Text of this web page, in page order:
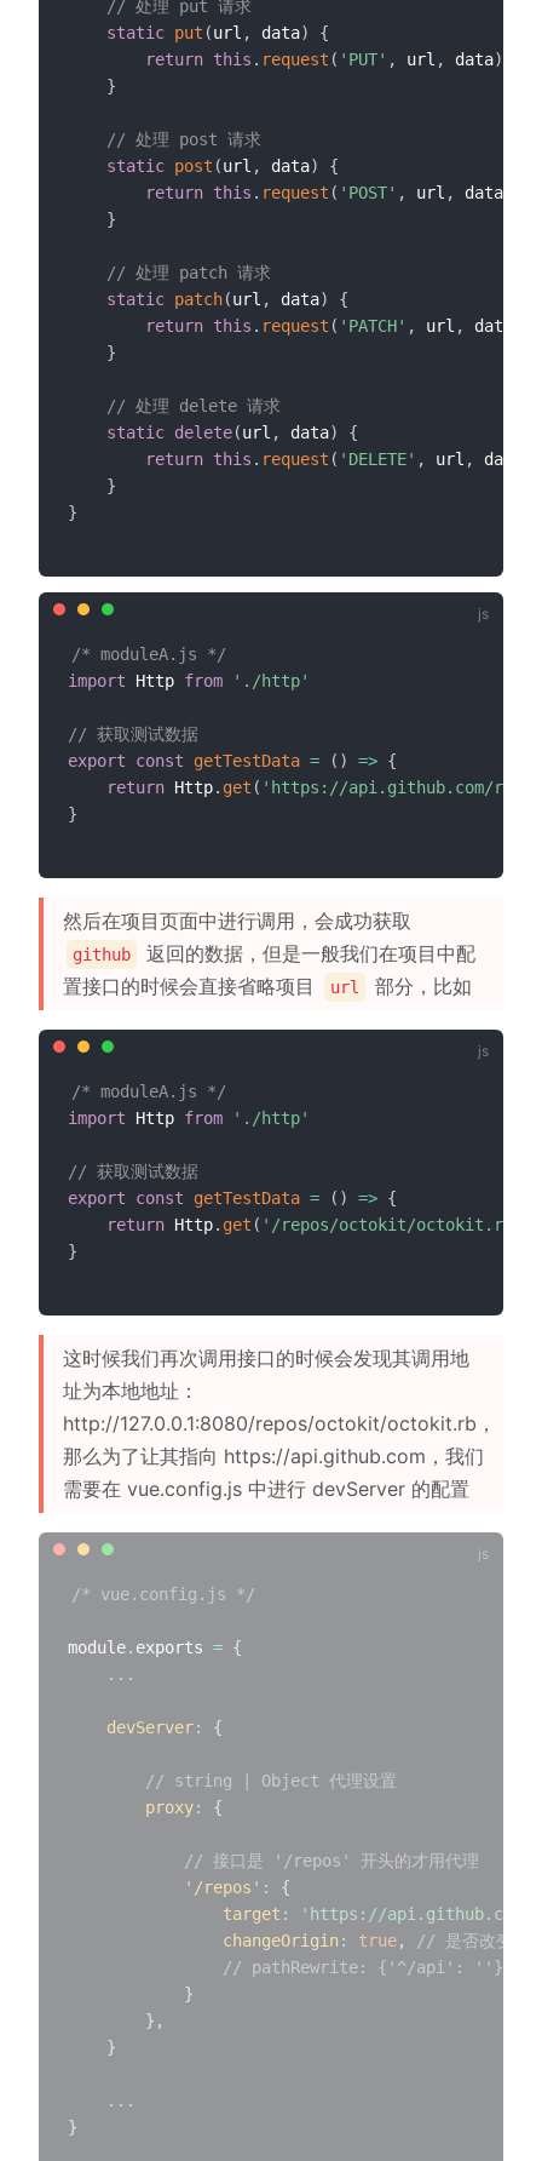
// 处理 put 请求
static put (url , data)
{
return this . request ( 'PUT' , url , data)
}
// 处理 post 请求
static post (url , data)
{
return this . request ( 'POST' , url , data
}
// 处理 patch 请求
static patch(url , data)
{
return this . request ( 'PATCH' , url , data
}
// 处理 delete 请求
static delete(url , data)
{
return this . request ( 'DELETE' , url , data
}
}
/* moduleA.js */
import Http from './http'
// 获取测试数据
export
const getTestData = ( ) => {
return Http. get ( 'https://api.github.com/
}
然后在项目页面中进行调用，会成功获取
github
返回的数据，但是一般我们在项目中配
置接口的时候会直接省略项目
url 部分，比如
/* moduleA.js */
import Http from './http'
// 获取测试数据
export
const getTestData = ( ) => {
return Http. get ( '/repos/octokit/octokit.rb'
}
这时候我们再次调用接口的时候会发现其调用地
址为本地地址：
http://127.0.0.1:8080/repos/octokit/octokit.rb，
那么为了让其指向 https://api.github.com，我们
需要在 vue.config.js 中进行 devServer 的配置
/* vue.config.js */
module. exports = {
...
devServer: {
// string | Object 代理设置
proxy: {
// 接口是 '/repos' 开头的才用代理
'/repos' :
{
target : 'https://api.github.com'
changeOrigin : true,
// 是否改变源
// pathRewrite: {'^/api': ''}
}
} ,
}
...
}